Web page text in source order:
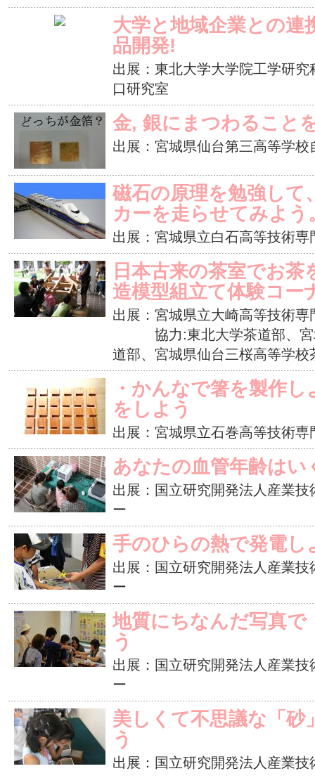
大学と地域企業との連
品開発!
出展：東北大学大学院工学研
口研究室
金, 銀にまつわること
出展：宮城県仙台第三高等学校
磁石の原理を勉強して
カーを走らせてみよう
出展：宮城県立白石高等技術専
日本古来の茶室でお
造模型組立て体験コー
出展：宮城県立大崎高等技術専
協力:東北大学茶道部、宮
道部、宮城県仙台三桜高等学校
・かんなで箸を製作
をしよう
出展：宮城県立石巻高等技術専
あなたの血管年齢はい
出展：国立研究開発法人産業
ー
手のひらの熱で発電し
出展：国立研究開発法人産業
ー
地質にちなんだ写真で
う
出展：国立研究開発法人産業
ー
美しくて不思議な「砂
う
出展：国立研究開発法人産業